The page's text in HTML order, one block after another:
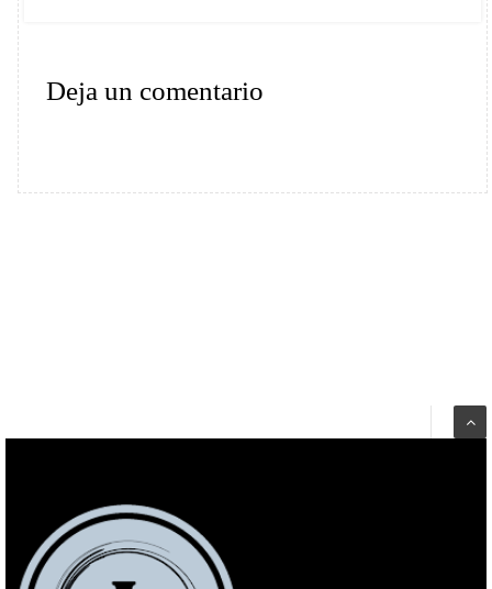
Deja un comentario